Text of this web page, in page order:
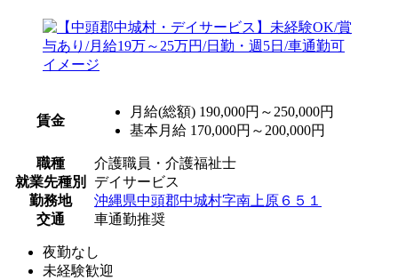
賃金
月給(総額) 190,000円～250,000円
基本月給 170,000円～200,000円
職種
介護職員・介護福祉士
就業先種別
デイサービス
勤務地
沖縄県中頭郡中城村字南上原６５１
交通
車通勤推奨
夜勤なし
未経験歓迎